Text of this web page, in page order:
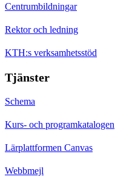
Centrumbildningar
Rektor och ledning
KTH:s verksamhetsstöd
Tjänster
Schema
Kurs- och programkatalogen
Lärplattformen Canvas
Webbmejl